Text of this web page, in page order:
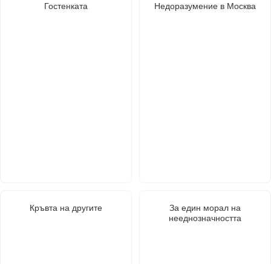
Гостенката Недоразумение в Москва
Кръвта на другите
За един морал на
нееднозначността